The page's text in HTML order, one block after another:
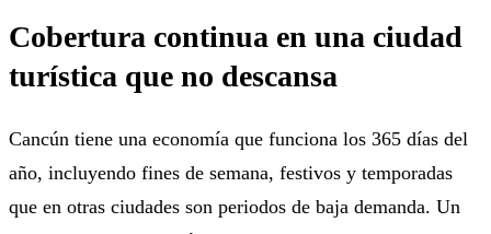
Cobertura continua en una ciudad
turística que no descansa
Cancún tiene una economía que funciona los 365 días del
año, incluyendo fines de semana, festivos y temporadas
que en otras ciudades son periodos de baja demanda. Un